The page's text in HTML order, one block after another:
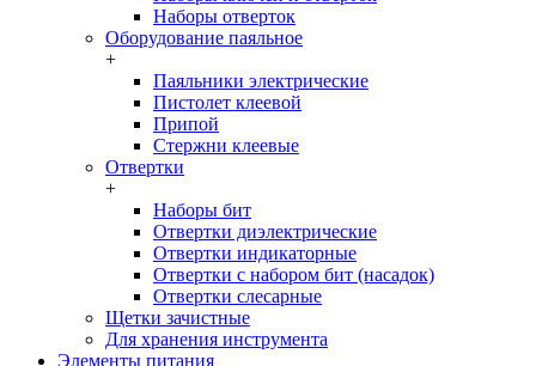
Наборы отверток
Оборудование паяльное
+
Паяльники электрические
Пистолет клеевой
Припой
Стержни клеевые
Отвертки
+
Наборы бит
Отвертки диэлектрические
Отвертки индикаторные
Отвертки с набором бит (насадок)
Отвертки слесарные
Щетки зачистные
Для хранения инструмента
Элементы питания